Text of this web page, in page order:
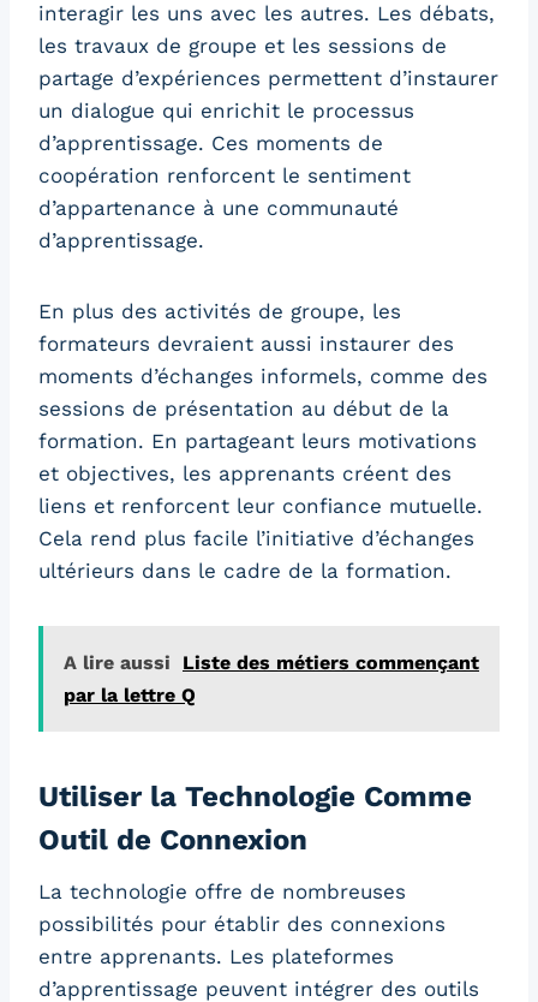
interagir les uns avec les autres. Les débats,
les travaux de groupe et les sessions de
partage d’expériences permettent d’instaurer
un dialogue qui enrichit le processus
d’apprentissage. Ces moments de
coopération renforcent le sentiment
d’appartenance à une communauté
d’apprentissage.
En plus des activités de groupe, les
formateurs devraient aussi instaurer des
moments d’échanges informels, comme des
sessions de présentation au début de la
formation. En partageant leurs motivations
et objectives, les apprenants créent des
liens et renforcent leur confiance mutuelle.
Cela rend plus facile l’initiative d’échanges
ultérieurs dans le cadre de la formation.
A lire aussi
Liste des métiers commençant
par la lettre Q
Utiliser la Technologie Comme
Outil de Connexion
La technologie offre de nombreuses
possibilités pour établir des connexions
entre apprenants. Les plateformes
d’apprentissage peuvent intégrer des outils